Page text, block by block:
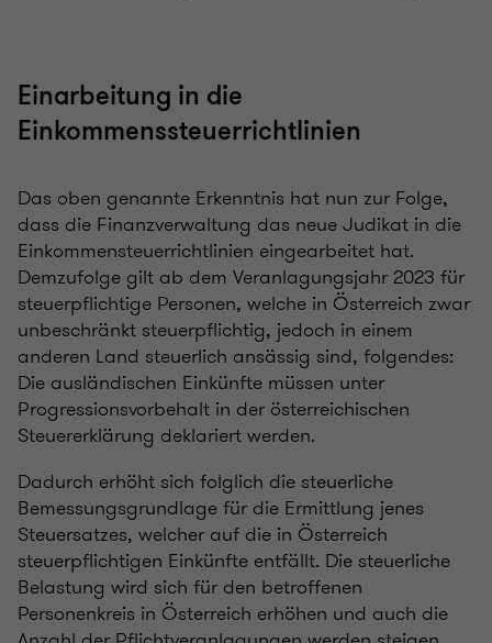
Einarbeitung in die
Einkommenssteuerrichtlinien
Das oben genannte Erkenntnis hat nun zur Folge,
dass die Finanzverwaltung das neue Judikat in die
Einkommensteuerrichtlinien eingearbeitet hat.
Demzufolge gilt ab dem Veranlagungsjahr 2023 für
steuerpflichtige Personen, welche in Österreich zwar
unbeschränkt steuerpflichtig, jedoch in einem
anderen Land steuerlich ansässig sind, folgendes:
Die ausländischen Einkünfte müssen unter
Progressionsvorbehalt in der österreichischen
Steuererklärung deklariert werden.
Dadurch erhöht sich folglich die steuerliche
Bemessungsgrundlage für die Ermittlung jenes
Steuersatzes, welcher auf die in Österreich
steuerpflichtigen Einkünfte entfällt. Die steuerliche
Belastung wird sich für den betroffenen
Personenkreis in Österreich erhöhen und auch die